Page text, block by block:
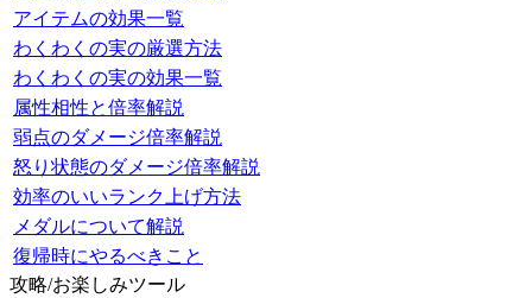
アイテムの効果一覧
わくわくの実の厳選方法
わくわくの実の効果一覧
属性相性と倍率解説
弱点のダメージ倍率解説
怒り状態のダメージ倍率解説
効率のいいランク上げ方法
メダルについて解説
復帰時にやるべきこと
攻略/お楽しみツール